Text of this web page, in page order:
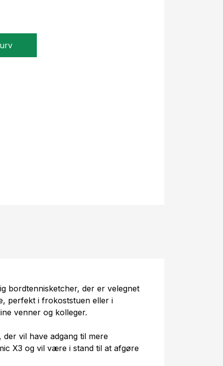
bordtennisketcher, der er velegnet
perfekt i frokoststuen eller i
venner og kolleger.
vil have adgang til mere
X3 og vil være i stand til at afgøre